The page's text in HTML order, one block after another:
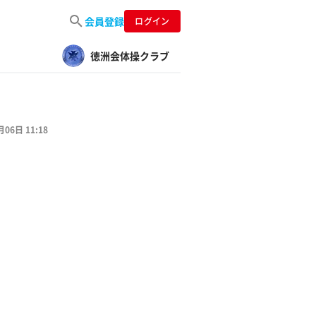
会員登録 ログイン
徳洲会体操クラブ
06日 11:18